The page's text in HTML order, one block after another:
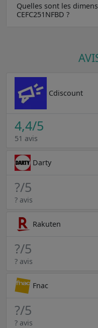
Quelles sont les
CEFC251NFBD ?
Cdiscount
4,4/5
51 avis
Darty
?/5
? avis
Rakuten
?/5
? avis
Fnac
?/5
? avis